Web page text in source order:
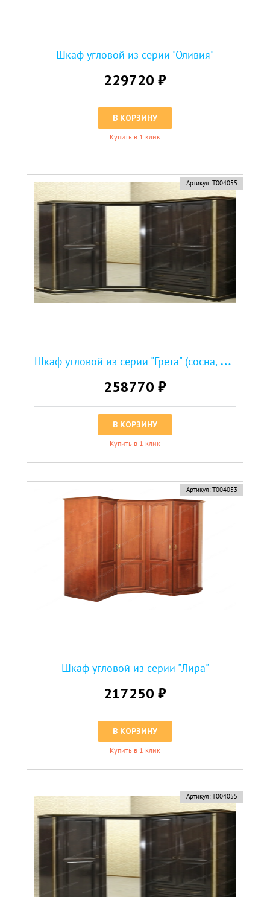
Шкаф угловой из серии "Оливия"
229720 ₽
В КОРЗИНУ
Купить в 1 клик
Артикул: Т004055
Ш
каф угловой из серии "Грета" (сосна, резьба береза)
258770 ₽
В КОРЗИНУ
Купить в 1 клик
Артикул: Т004053
Шкаф угловой из серии "Лира"
217250 ₽
В КОРЗИНУ
Купить в 1 клик
Артикул: Т004055